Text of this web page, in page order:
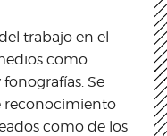
trabajo en el
como
Se
reconocimiento
como de los